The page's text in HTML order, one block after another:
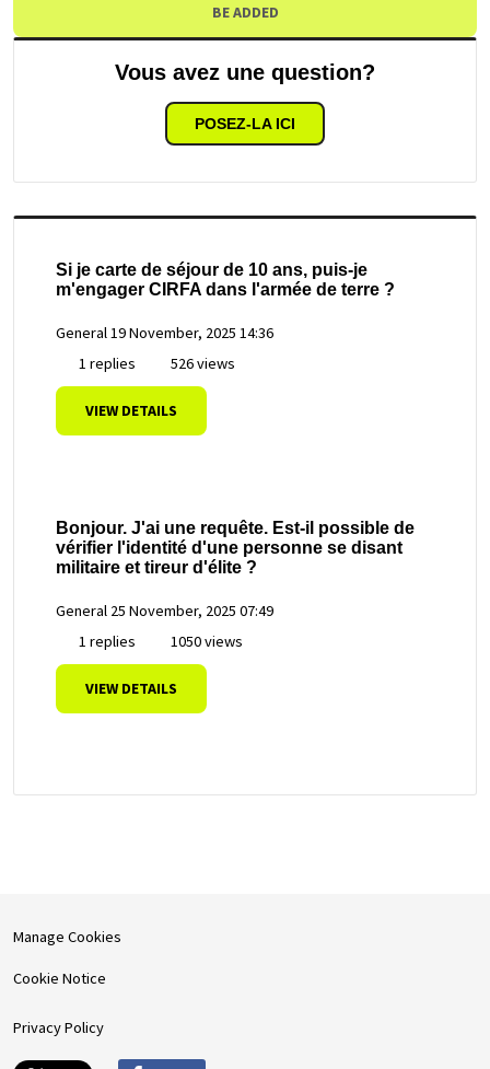
BE ADDED
Vous avez une question?
POSEZ-LA ICI
Si je carte de séjour de 10 ans, puis-je
m'engager CIRFA dans l'armée de terre ?
General19 November, 2025 14:36
1 replies
526 views
VIEW DETAILS
Bonjour. J'ai une requête. Est-il possible de
vérifier l'identité d'une personne se disant
militaire et tireur d'élite ?
General 25 November, 2025 07:49
1 replies
1050 views
VIEW DETAILS
Manage Cookies
Cookie Notice
Privacy Policy